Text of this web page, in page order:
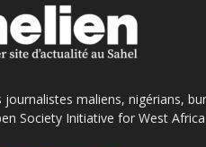
maliens, nigérians,
Society Initiative for West Africa